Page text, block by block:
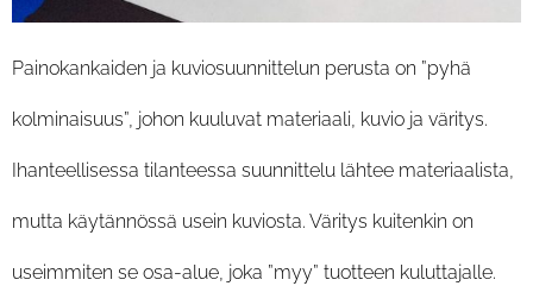
Painokankaiden ja kuviosuunnittelun perusta on ”pyhä
kolminaisuus”, johon kuuluvat materiaali, kuvio ja väritys.
Ihanteellisessa tilanteessa suunnittelu lähtee materiaalista,
mutta käytännössä usein kuviosta. Väritys kuitenkin on
useimmiten se osa-alue, joka ”myy” tuotteen kuluttajalle.